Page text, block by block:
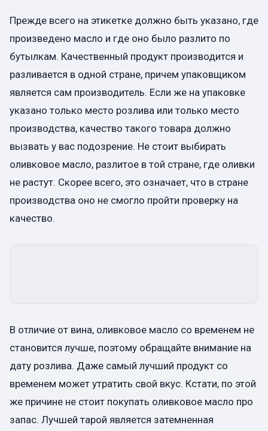
Прежде всего на этикетке должно быть указано, где
произведено масло и где оно было разлито по
бутылкам. Качественный продукт производится и
разливается в одной стране, причем упаковщиком
является сам производитель. Если же на упаковке
указано только место розлива или только место
производства, качество такого товара должно
вызвать у вас подозрение. Не стоит выбирать
оливковое масло, разлитое в той стране, где оливки
не растут. Скорее всего, это означает, что в стране
производства оно не смогло пройти проверку на
качество.
В отличие от вина, оливковое масло со временем не
становится лучше, поэтому обращайте внимание на
дату розлива. Даже самый лучший продукт со
временем может утратить свой вкус. Кстати, по этой
же причине не стоит покупать оливковое масло про
запас. Лучшей тарой является затемненная